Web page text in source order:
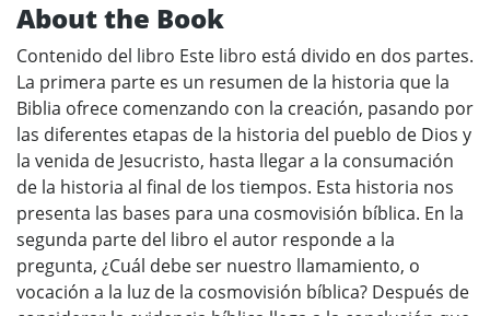
About the Book
Contenido del libro Este libro está divido en dos partes.
La primera parte es un resumen de la historia que la
Biblia ofrece comenzando con la creación, pasando por
las diferentes etapas de la historia del pueblo de Dios y
la venida de Jesucristo, hasta llegar a la consumación
de la historia al final de los tiempos. Esta historia nos
presenta las bases para una cosmovisión bíblica. En la
segunda parte del libro el autor responde a la
pregunta, ¿Cuál debe ser nuestro llamamiento, o
vocación a la luz de la cosmovisión bíblica? Después de